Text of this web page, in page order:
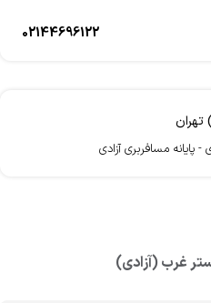
02144696122
مسافربری آزادی
غرب (آزادی)